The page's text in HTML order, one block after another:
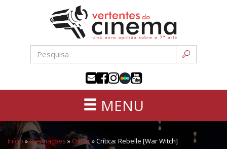
conteúdo
sétima
MENU
Início »Premiações » Oscar»Crítica: Rebelle [War Witch]